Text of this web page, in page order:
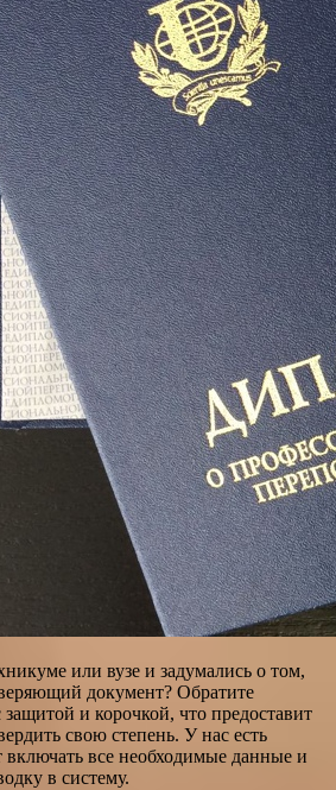
или вузе и задумались о том,
документ? Обратите
и корочкой, что предоставит
свою степень. У нас есть
включать все необходимые данные и
в систему.